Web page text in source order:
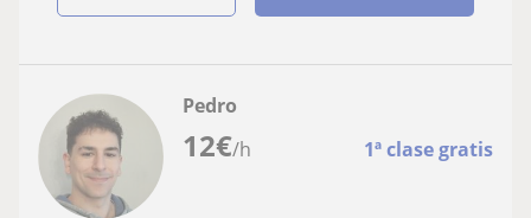
12€/h 1ª clase gratis
Pedro